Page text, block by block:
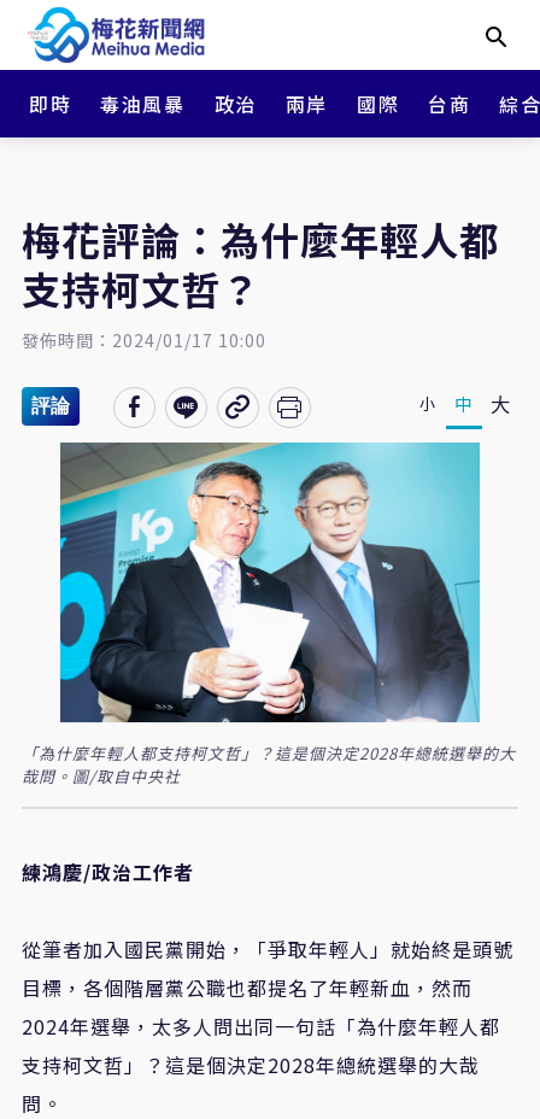
即時 毒油風暴 政治 兩岸 國際 台商 綜
梅花評論：為什麼年輕人都
支持柯文哲？
發佈時間：2024/01/17 10:00
評論 小 中 大
「為什麼年輕人都支持柯文哲」？這是個決定2028年總統選舉的大
哉問。圖/取自中央社
練鴻慶/政治工作者
從筆者加入國民黨開始，「爭取年輕人」就始終是頭號
目標，各個階層黨公職也都提名了年輕新血，然而
2024年選舉，太多人問出同一句話「為什麼年輕人都
支持柯文哲」？這是個決定2028年總統選舉的大哉
問。